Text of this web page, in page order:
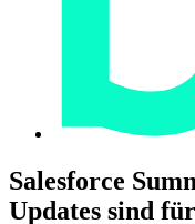
Salesforce
Updates sind